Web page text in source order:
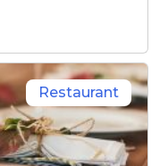
Restaurant